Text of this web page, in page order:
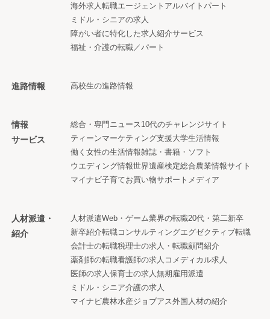
海外求人 転職エージェント アルバイト パート
ミドル・シニアの求人
障がい者に特化した求人紹介サービス
福祉・介護の転職／パート
進路情報 高校生の進路情報
情報
サービス
総合・専門ニュース 10代のチャレンジサイト
ティーンマーケティング支援大学生活情報
働く女性の生活情報雑誌・書籍・ソフト
ウエディング情報世界遺産検定総合農業情報サイト
マイナビ子育てお買い物サポートメディア
人材派遣・
紹介
人材派遣Web・ゲーム業界の転職20代・第二新卒
新卒紹介転職コンサルティングエグゼクティブ転職
会計士の転職税理士の求人・転職顧問紹介
薬剤師の転職看護師の求人 コメディカル求人
医師の求人 保育士の求人 無期雇用派遣
ミドル・シニア介護の求人
マイナビ農林水産ジョブアス外国人材の紹介